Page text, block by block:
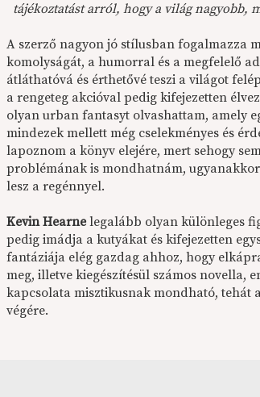
tájékoztatást arról, hogy a világ nagyobb,
A szerző nagyon jó stílusban fogalmazza
komolyságát, a humorral és a megfelelő
átláthatóvá és érthetővé teszi a világot
a rengeteg akcióval pedig kifejezetten
olyan urban fantasyt olvashattam, amely
mindezek mellett még cselekményes és
lapoznom a könyv elejére, mert sehogy
problémának is mondhatnám,
lesz a regénnyel.
Kevin Hearnelegalább olyan különleges
pedig imádja a kutyákat és kifejezetten
fantáziája elég gazdag ahhoz, hogy
meg, illetve kiegészítésül számos novella,
kapcsolata misztikusnak mondható, tehát
végére.